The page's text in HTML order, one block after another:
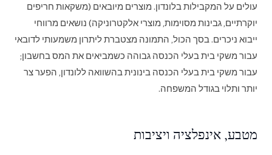
עולים על המקבילות בלונדון. מוצרים מיובאים (משקאות חריפים
יוקרתיים, גבינות מסוימות, מוצרי אלקטרוניקה) נושאים מרווחי
ייבוא ניכרים. בסך הכול, התמונה מצטברת ליתרון משמעותי לדובאי
עבור משקי בית בעלי הכנסה גבוהה כשמביאים את המס בחשבון;
עבור משקי בית בעלי הכנסה בינונית בהשוואה ללונדון, הפער צר
יותר ותלוי בגודל המשפחה.
מטבע, אינפלציה ויציבות